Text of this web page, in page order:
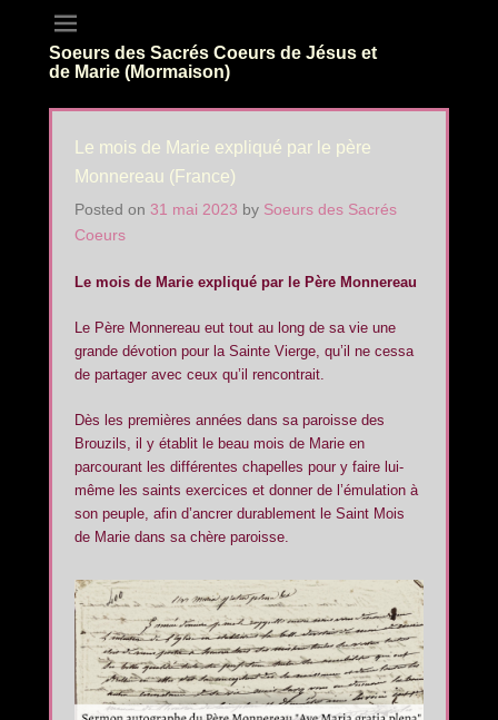
Soeurs des Sacrés Coeurs de Jésus et
de Marie (Mormaison)
Le mois de Marie expliqué par le père
Monnereau (France)
Posted on 31 mai 2023 by Soeurs des Sacrés
Coeurs
Le mois de Marie expliqué par le Père Monnereau
Le Père Monnereau eut tout au long de sa vie une
grande dévotion pour la Sainte Vierge, qu’il ne cessa
de partager avec ceux qu’il rencontrait.
Dès les premières années dans sa paroisse des
Brouzils, il y établit le beau mois de Marie en
parcourant les différentes chapelles pour y faire lui-
même les saints exercices et donner de l’émulation à
son peuple, afin d’ancrer durablement le Saint Mois
de Marie dans sa chère paroisse.